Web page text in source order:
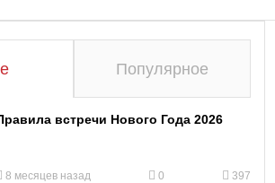
Популярное
встречи Нового Года 2026
8 месяцев назад 0 397